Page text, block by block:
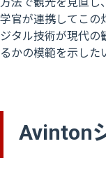
学官が連携してこの
ジタル技術が現代の
るかの模範を示した
Avinton